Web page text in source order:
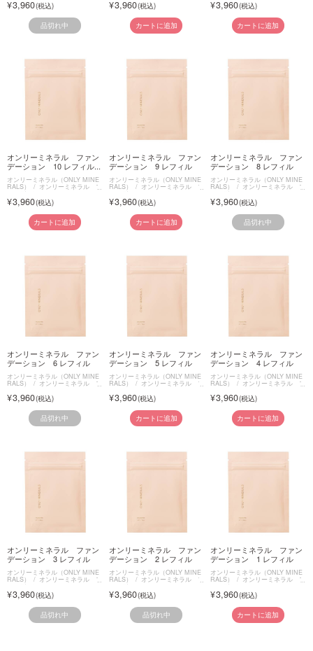
3,960
品切れ中
3,960
カートに追加
3,960
カートに追加
オンリーミネラル ファン
デーション 10 レフィル...
オンリーミネラル（ONLY MINE
RALS） オンリーミネラル フ
ァンデーション
3,960
カートに追加
オンリーミネラル ファン
デーション 9 レフィル
オンリーミネラル（ONLY MINE
RALS） オンリーミネラル フ
ァンデーション
3,960
カートに追加
オンリーミネラル ファン
デーション 8 レフィル
オンリーミネラル（ONLY MINE
RALS） オンリーミネラル フ
ァンデーション
3,960
品切れ中
オンリーミネラル ファン
デーション 6 レフィル
オンリーミネラル（ONLY MINE
RALS） オンリーミネラル フ
3,960
品切れ中
オンリーミネラル ファン
デーション 5 レフィル
オンリーミネラル（ONLY MINE
RALS） オンリーミネラル フ
3,960
カートに追加
オンリーミネラル ファン
デーション 4 レフィル
オンリーミネラル（ONLY MINE
RALS） オンリーミネラル フ
3,960
カートに追加
オンリーミネラル ファン
デーション 3 レフィル
オンリーミネラル（ONLY MINE
RALS） オンリーミネラル フ
ァンデーション
3,960
品切れ中
オンリーミネラル ファン
デーション 2 レフィル
オンリーミネラル（ONLY MINE
RALS） オンリーミネラル フ
ァンデーション
3,960
品切れ中
オンリーミネラル ファン
デーション 1 レフィル
オンリーミネラル（ONLY MINE
RALS） オンリーミネラル フ
ァンデーション
3,960
カートに追加